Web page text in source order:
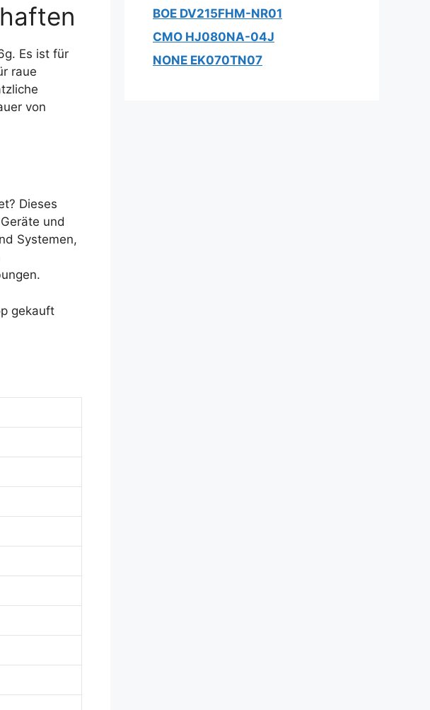
Es ist für
raue
von
Dieses
und
Systemen,
gekauft
BOE DV215FHM-NR01
CMO HJ080NA-04J
NONE EK070TN07